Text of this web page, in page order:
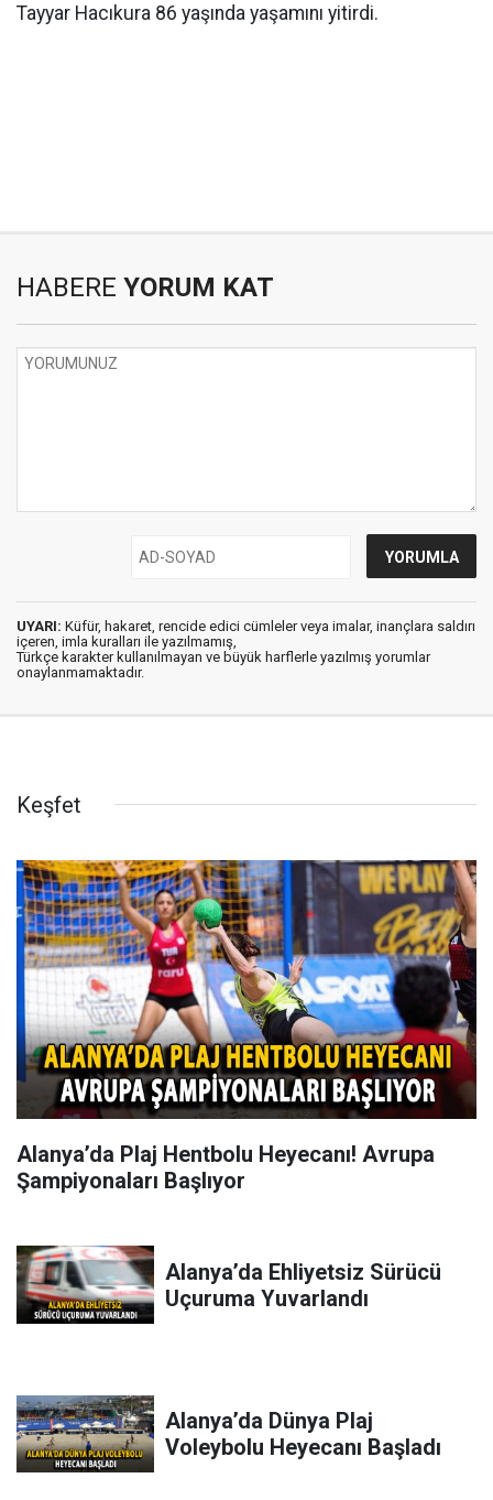
Tayyar Hacıkura 86 yaşında yaşamını yitirdi.
HABERE YORUM KAT
UYARI: Küfür, hakaret, rencide edici cümleler veya imalar, inançlara saldırı
içeren, imla kuralları ile yazılmamış,
Türkçe karakter kullanılmayan ve büyük harflerle yazılmış yorumlar
onaylanmamaktadır.
Keşfet
Alanya’da Plaj Hentbolu Heyecanı! Avrupa
Şampiyonaları Başlıyor
Alanya’da Ehliyetsiz Sürücü
Uçuruma Yuvarlandı
Alanya’da Dünya Plaj
Voleybolu Heyecanı Başladı